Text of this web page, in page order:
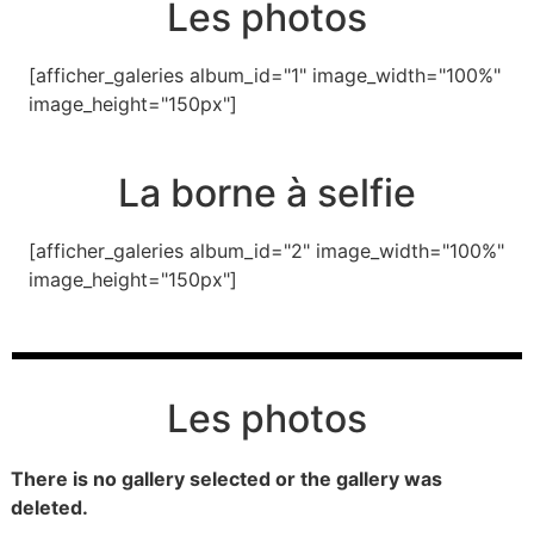
Les photos
[afficher_galeries album_id="1" image_width="100%"
image_height="150px"]
La borne à selfie
[afficher_galeries album_id="2" image_width="100%"
image_height="150px"]
Les photos
There is no gallery selected or the gallery was
deleted.